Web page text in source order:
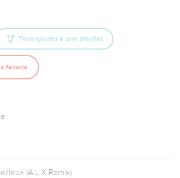
Artiste : Annenciel
Tout ajouter à une playlist
favoris
(A.L.X Remix)